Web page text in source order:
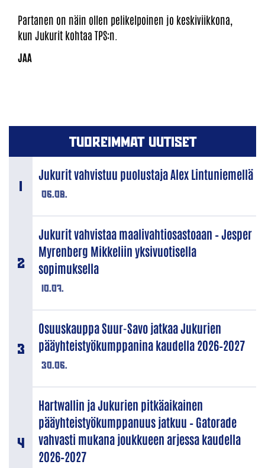
Partanen on näin ollen pelikelpoinen jo keskiviikkona,
kun Jukurit kohtaa TPS:n.
TUOREIMMAT UUTISET
06.08.
Jukurit vahvistuu puolustaja Alex Lintuniemellä
10.07.
Jukurit vahvistaa maalivahtiosastoaan – Jesper
Myrenberg Mikkeliin yksivuotisella
sopimuksella
30.06.
Osuuskauppa Suur-Savo jatkaa Jukurien
pääyhteistyökumppanina kaudella 2026–2027
Hartwallin ja Jukurien pitkäaikainen
pääyhteistyökumppanuus jatkuu – Gatorade
vahvasti mukana joukkueen arjessa kaudella
2026–2027